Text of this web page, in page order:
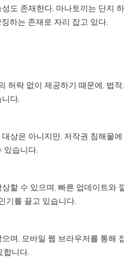
도 존재한다. 마나토끼는 단지
하는 존재로 자리 잡고 있다.
허락 없이 제공하기 때문에, 법
다.
상은 아니지만, 저작권 침해물
있습니다.
할 수 있으며, 빠른 업데이트와
기를 끌고 있습니다.
며, 모바일 웹 브라우저를 통해
합니다.